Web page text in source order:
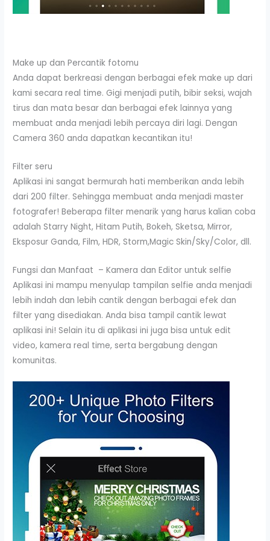
Make up dan Percantik fotomu
Anda dapat berkreasi dengan berbagai efek make up dari
kami secara real time. Gigi menjadi putih, bibir seksi, wajah
tirus dan mata besar dan berbagai efek lainnya yang
membuat anda menjadi lebih percaya diri lagi. Dengan
Camera 360 anda dapatkan kecantikan itu!
Filter seru
Aplikasi ini sangat bermurah hati memberikan anda lebih
dari 200 filter. Sehingga membuat anda menjadi master
fotografer! Beberapa filter menarik yang harus kalian coba
adalah Starry Night, Hitam Putih, Bokeh, Sketsa, Mirror,
Eksposur Ganda, Film, HDR, Storm,Magic Skin/Sky/Color, dll.
Fungsi dan Manfaat – Kamera dan Editor untuk selfie
Aplikasi ini mampu menyulap tampilan selfie anda menjadi
lebih indah dan lebih cantik dengan berbagai efek dan
filter yang disediakan. Anda bisa tampil cantik lewat
aplikasi ini! Selain itu di aplikasi ini juga bisa untuk edit
video, kamera real time, serta bergabung dengan
komunitas.